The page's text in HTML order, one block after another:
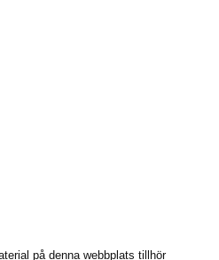
på denna webbplats tillhör